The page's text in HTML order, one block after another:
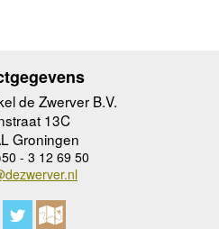
de Zwerver B.V.
13C
Groningen
- 3 12 69 50